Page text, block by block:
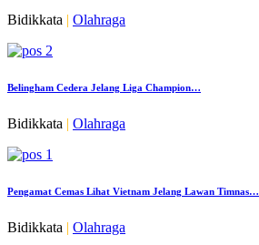
Bidikkata | Olahraga
Belingham Cedera Jelang Liga Champion…
Bidikkata | Olahraga
Pengamat Cemas Lihat Vietnam Jelang Lawan Timnas…
Bidikkata | Olahraga